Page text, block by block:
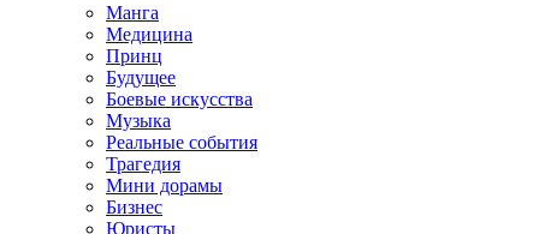
Манга
Медицина
Принц
Будущее
Боевые искусства
Музыка
Реальные события
Трагедия
Мини дорамы
Бизнес
Юристы